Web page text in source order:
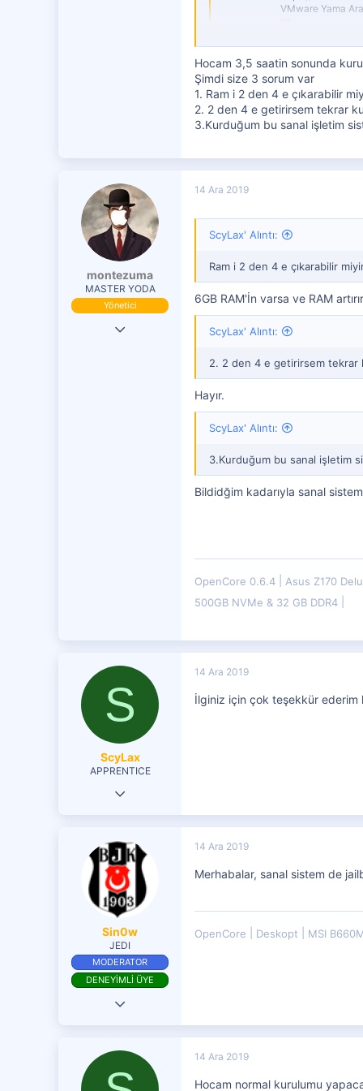
VMware Yama
Hocam 3,5 saatin sonunda
Şimdi size 3 sorum var
1. Ram i 2 den 4 e çıkarabilir
2. 2 den 4 e getirirsem tekrar
3.Kurduğum bu sanal işletim
montezuma
MASTER YODA
Yönetici
19 Eki 2016
14 Ara 2019
ScyLax' Alıntı:
Ram i 2 den 4 e çıkarabilir
6GB RAM'İn varsa ve RAM
ScyLax' Alıntı:
2. 2 den 4 e getirirsem tekrar
Hayır.
ScyLax' Alıntı:
3.Kurduğum bu sanal işletim
Bildidğim kadarıyla sanal
OpenCore 0.6.4 Asus Z170
500GB NVMe & 32 GB DDR4
S
ScyLax
APPRENTICE
13 Ara 2019
14 Ara 2019
İlginiz için çok teşekkür ederim
Sin0w
JEDI
MODERATOR
DENEYİMLİ ÜYE
19 Eki 2016
251
14 Ara 2019
Merhabalar, sanal sistem de
OpenCore Deskopt MSI
14 Ara 2019
Hocam normal kurulumu